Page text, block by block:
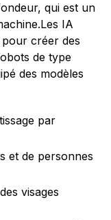
qui est un
IA
créer des
de type
des modèles
par
et de personnes
visages